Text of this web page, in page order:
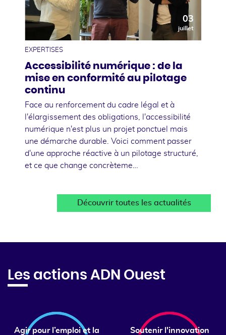
03
juillet
EXPERTISES
Accessibilité numérique : de la
mise en conformité au pilotage
continu
Face au renforcement du cadre légal et à
l'élargissement des obligations, l'accessibilité
numérique n'est plus un projet ponctuel mais
une démarche durable. Voici comment passer
d'une approche réactive à un pilotage structuré,
et ce que change concrèteme…
Découvrir toutes les actualités
Les actions ADN Ouest
Agir pour l’emploi et la
Soutenir l'innovation